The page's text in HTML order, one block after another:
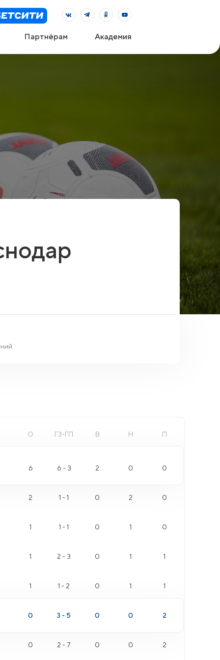
Партнёрам Академия
О ГЗ-ГП В Н П
6 6 - 3 2 0 0
2 1 - 1 0 2 0
1 1 - 1 0 1 0
1 2 - 3 0 1 1
1 1 - 2 0 1 1
0 3 - 5 0 0 2
0 2 - 7 0 0 2